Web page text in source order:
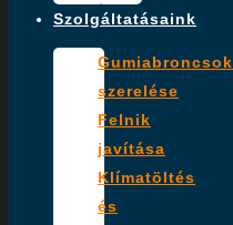
Szolgáltatásaink
Gumiabroncsok
szerelése
Felnik
javítása
Klímatöltés
és